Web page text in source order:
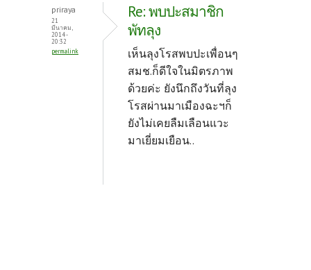
priraya
21
มีนาคม,
2014 -
20:32
permalink
Re: พบปะสมาชิก
พัทลุง
เห็นลุงโรสพบปะเพื่อนๆ
สมช.ก็ดีใจในมิตรภาพ
ด้วยค่ะ ยังนึกถึงวันที่ลุง
โรสผ่านมาเมืองฉะฯก็
ยังไม่เคยลืมเลือนแวะ
มาเยี่ยมเยือน..